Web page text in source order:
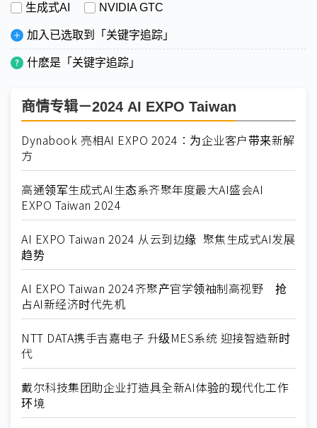
生成式AI
NVIDIA GTC
加入已选取到「关键字追踪」
什麽是「关键字追踪」
商情专辑－2024 AI EXPO Taiwan
Dynabook 亮相AI EXPO 2024：为企业客户带来新解
方
高通领军生成式AI生态系齐聚年度最大AI盛会AI
EXPO Taiwan 2024
AI EXPO Taiwan 2024 从云到边缘 聚焦生成式AI发展
趋势
AI EXPO Taiwan 2024齐聚产官学领袖制高视野 抢
占AI新经济时代先机
NTT DATA携手吉嘉电子 升级MES系统 迎接智造新时
代
戴尔科技集团助企业打造具全新AI体验的现代化工作
环境